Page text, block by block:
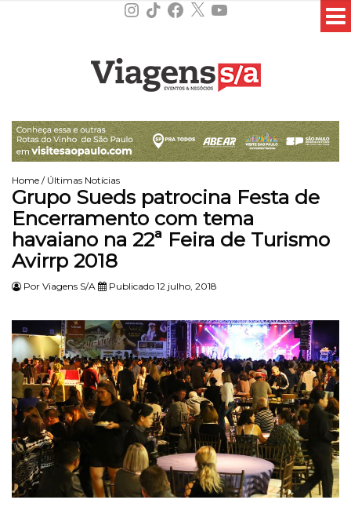
Instagram
TikTokFacebook
X YouTube
Home / Últimas Notícias
Grupo Sueds patrocina Festa de
Encerramento com tema
havaiano na 22ª Feira de Turismo
Avirrp 2018
Por Viagens S/A Publicado 12 julho, 2018